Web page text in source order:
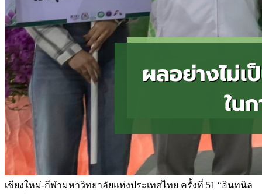
เชียงใหม่-กีฬามหาวิทยาลัยแห่งประเทศไทย ครั้งที่ 51 “อินทนิล